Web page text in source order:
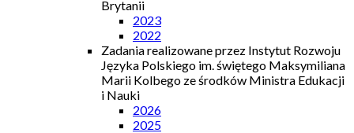
Brytanii
2023
2022
Zadania realizowane przez Instytut Rozwoju
Języka Polskiego im. świętego Maksymiliana
Marii Kolbego ze środków Ministra Edukacji
i Nauki
2026
2025